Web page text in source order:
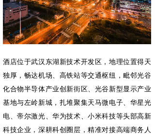
酒店位于武汉东湖新技术开发区，地理位置得天
独厚，畅达机场、高铁站等交通枢纽，毗邻光谷
化合物半导体产业创新街区、光谷新型显示产业
基地与左岭新城，扎堆聚集天马微电子、华星光
电、帝尔激光、华为技术、小米科技等头部高新
科技企业，深耕科创圈层，精准对接高端商务人